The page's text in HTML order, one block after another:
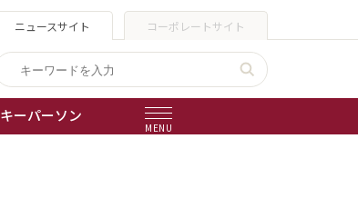
ニュースサイト コーポレートサイト
キーパーソン
MENU